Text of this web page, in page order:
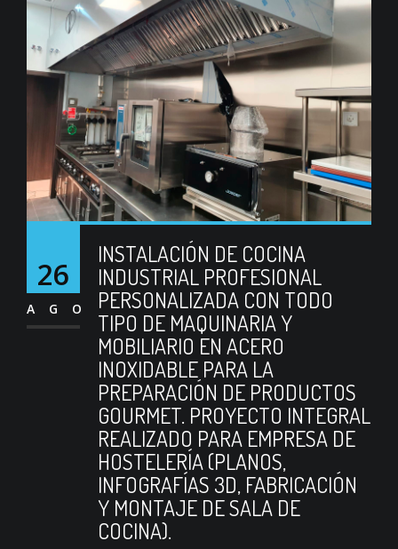
26
AGO
INSTALACIÓN DE COCINA
INDUSTRIAL PROFESIONAL
PERSONALIZADA CON TODO
TIPO DE MAQUINARIA Y
MOBILIARIO EN ACERO
INOXIDABLE PARA LA
PREPARACIÓN DE PRODUCTOS
GOURMET. PROYECTO INTEGRAL
REALIZADO PARA EMPRESA DE
HOSTELERÍA (PLANOS,
INFOGRAFÍAS 3D, FABRICACIÓN
Y MONTAJE DE SALA DE
COCINA).